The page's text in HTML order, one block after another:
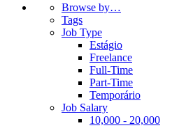
Browse by…
Tags
Job Type
Estágio
Freelance
Full-Time
Part-Time
Temporário
Job Salary
10,000 - 20,000